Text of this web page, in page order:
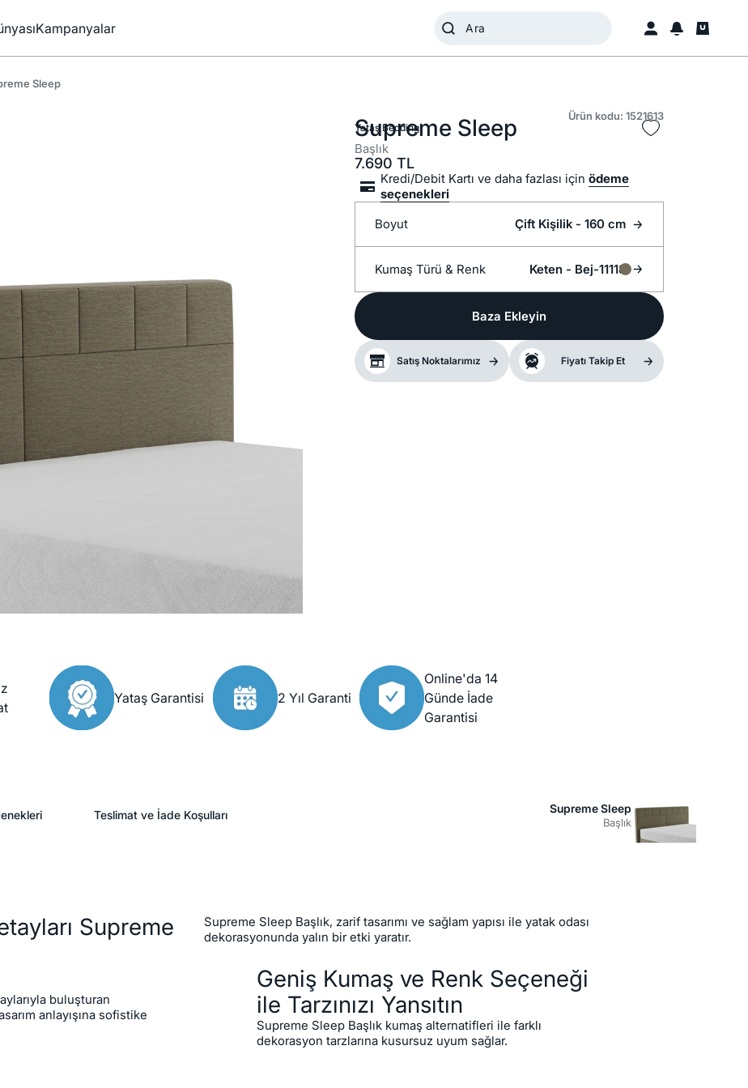
Kampanyalar
Sleep
Ürün kodu: 1521613
Yataş Bedding
Supreme Sleep
Başlık
7.690 TL
Kredi/Debit Kartı ve daha fazlası için ödeme
seçenekleri
Boyut
Çift Kişilik - 160 cm
Kumaş Türü & Renk Keten - Bej-11118
Baza Ekleyin
Satış Noktalarımız Fiyatı Takip Et
Yataş Garantisi 2 Yıl Garanti
Online'da 14
Günde İade
Garantisi
Teslimat ve İade Koşulları Supreme Sleep
Başlık
Supreme
Supreme Sleep Başlık, zarif tasarımı ve sağlam yapısı ile yatak odası
dekorasyonunda yalın bir etki yaratır.
buluşturan
anlayışına sofistike
Geniş Kumaş ve Renk Seçeneği
ile Tarzınızı Yansıtın
Supreme Sleep Başlık kumaş alternatifleri ile farklı
dekorasyon tarzlarına kusursuz uyum sağlar.